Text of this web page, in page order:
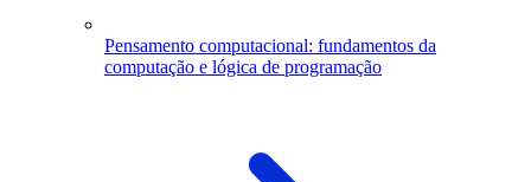
Pensamento computacional: fundamentos da
computação e lógica de programação